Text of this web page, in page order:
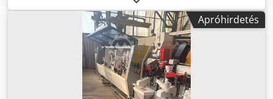
Apróhirdetés